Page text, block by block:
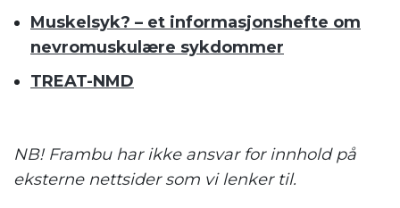
Muskelsyk? – et informasjonshefte om
nevromuskulære sykdommer
TREAT-NMD
NB! Frambu har ikke ansvar for innhold på
eksterne nettsider som vi lenker til.